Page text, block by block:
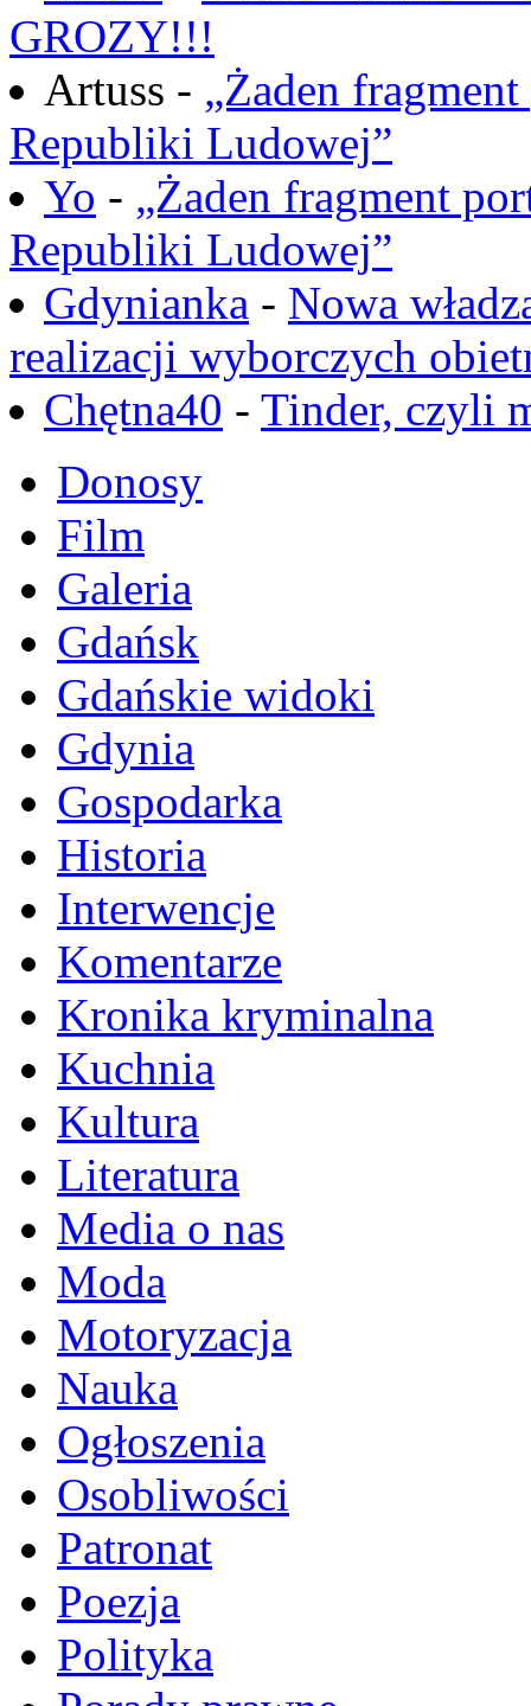
GROZY!!!
Artuss - „Żaden
Republiki Ludowej”
Yo - „Żaden fragment
Republiki Ludowej”
Gdynianka - Nowa
realizacji wyborczych
Chętna40 - Tinder, czyli
Donosy
Film
Galeria
Gdańsk
Gdańskie widoki
Gdynia
Gospodarka
Historia
Interwencje
Komentarze
Kronika kryminalna
Kuchnia
Kultura
Literatura
Media o nas
Moda
Motoryzacja
Nauka
Ogłoszenia
Osobliwości
Patronat
Poezja
Polityka